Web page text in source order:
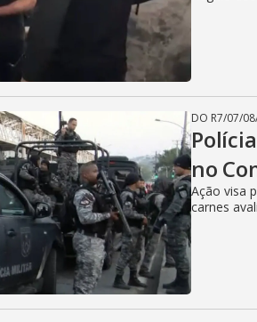
DO R7/07/
no
Ação visa
carnes